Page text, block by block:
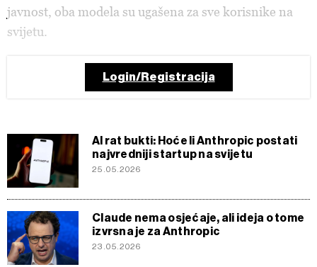
javnost, oba modela su ugašena za sve korisnike na
svijetu.
Login/Registracija
AI rat bukti: Hoće li Anthropic postati
najvredniji startup na svijetu
25.05.2026
Claude nema osjećaje, ali ideja o tome
izvrsna je za Anthropic
23.05.2026